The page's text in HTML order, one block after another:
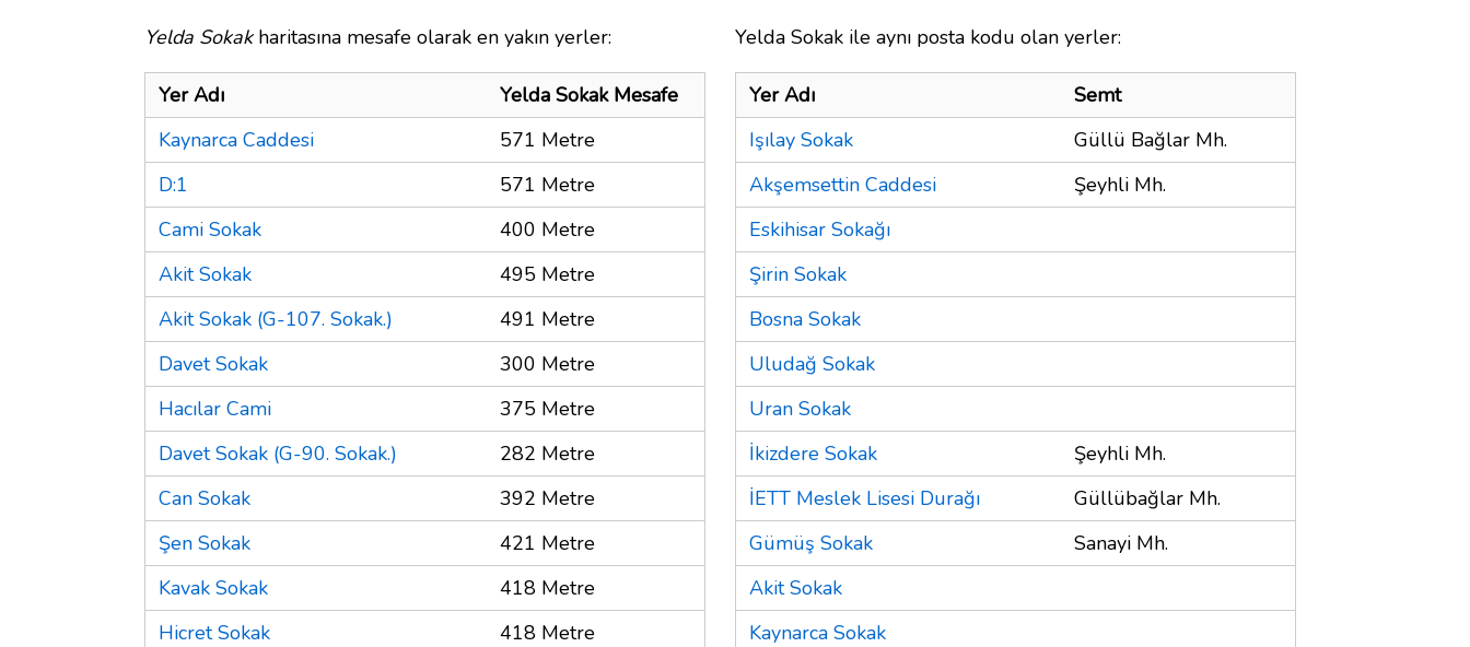
Yelda Sokakharitasına mesafe olarak en yakın yerler:
Yer Adı
Yelda Sokak Mesafe
Kaynarca Caddesi
571 Metre
D:1
571 Metre
Cami Sokak
400 Metre
Akit Sokak
495 Metre
Akit Sokak (G-107. Sokak.)
491 Metre
Davet Sokak
300 Metre
Hacılar Cami
375 Metre
Davet Sokak (G-90. Sokak.)
282 Metre
Can Sokak
392 Metre
Şen Sokak
421 Metre
Kavak Sokak
418 Metre
Hicret Sokak
418 Metre
Yelda Sokak ile aynı posta kodu olan yerler:
Yer Adı
Semt
Işılay Sokak
Güllü Bağlar Mh.
Akşemsettin Caddesi
Şeyhli Mh.
Eskihisar Sokağı
Şirin Sokak
Bosna Sokak
Uludağ Sokak
Uran Sokak
İkizdere Sokak
Şeyhli Mh.
İETT Meslek Lisesi Durağı
Güllübağlar Mh.
Gümüş Sokak
Sanayi Mh.
Akit Sokak
Kaynarca Sokak